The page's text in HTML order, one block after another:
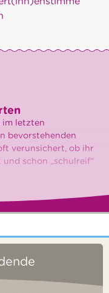
im letzten
bevorstehenden
verunsichert, ob ihr
schon „schulreif“